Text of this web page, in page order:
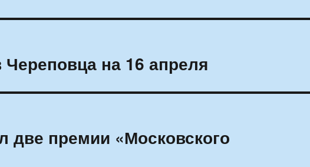
на 16 апреля
две премии «Московского